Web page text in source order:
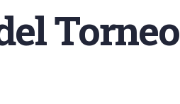
Torneo